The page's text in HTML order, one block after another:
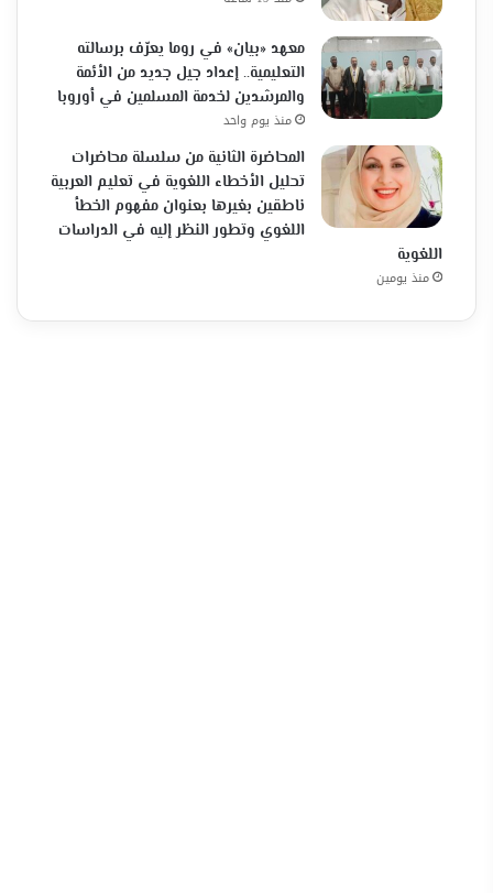
معهد «بيان» في روما يعرّف برسالته
التعليمية.. إعداد جيل جديد من الأئمة
والمرشدين لخدمة المسلمين في أوروبا
منذ يوم واحد
المحاضرة الثانية من سلسلة محاضرات
تحليل الأخطاء اللغوية في تعليم العربية
ناطقين بغيرها بعنوان مفهوم الخطأ
اللغوي وتطور النظر إليه في الدراسات
اللغوية
منذ يومين